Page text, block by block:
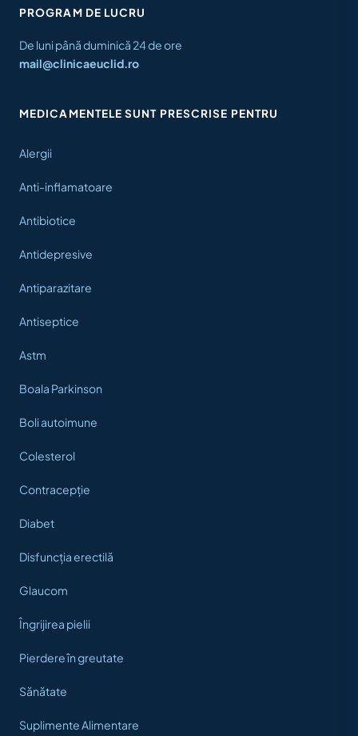
PROGRAM DE LUCRU
De luni până duminică 24 de ore
mail@clinicaeuclid.ro
MEDICAMENTELE SUNT PRESCRISE PENTRU
Alergii
Anti-inflamatoare
Antibiotice
Antidepresive
Antiparazitare
Antiseptice
Astm
Boala Parkinson
Boli autoimune
Colesterol
Contracepție
Diabet
Disfuncția erectilă
Glaucom
Îngrijirea pielii
Pierdere în greutate
Sănătate
Suplimente Alimentare